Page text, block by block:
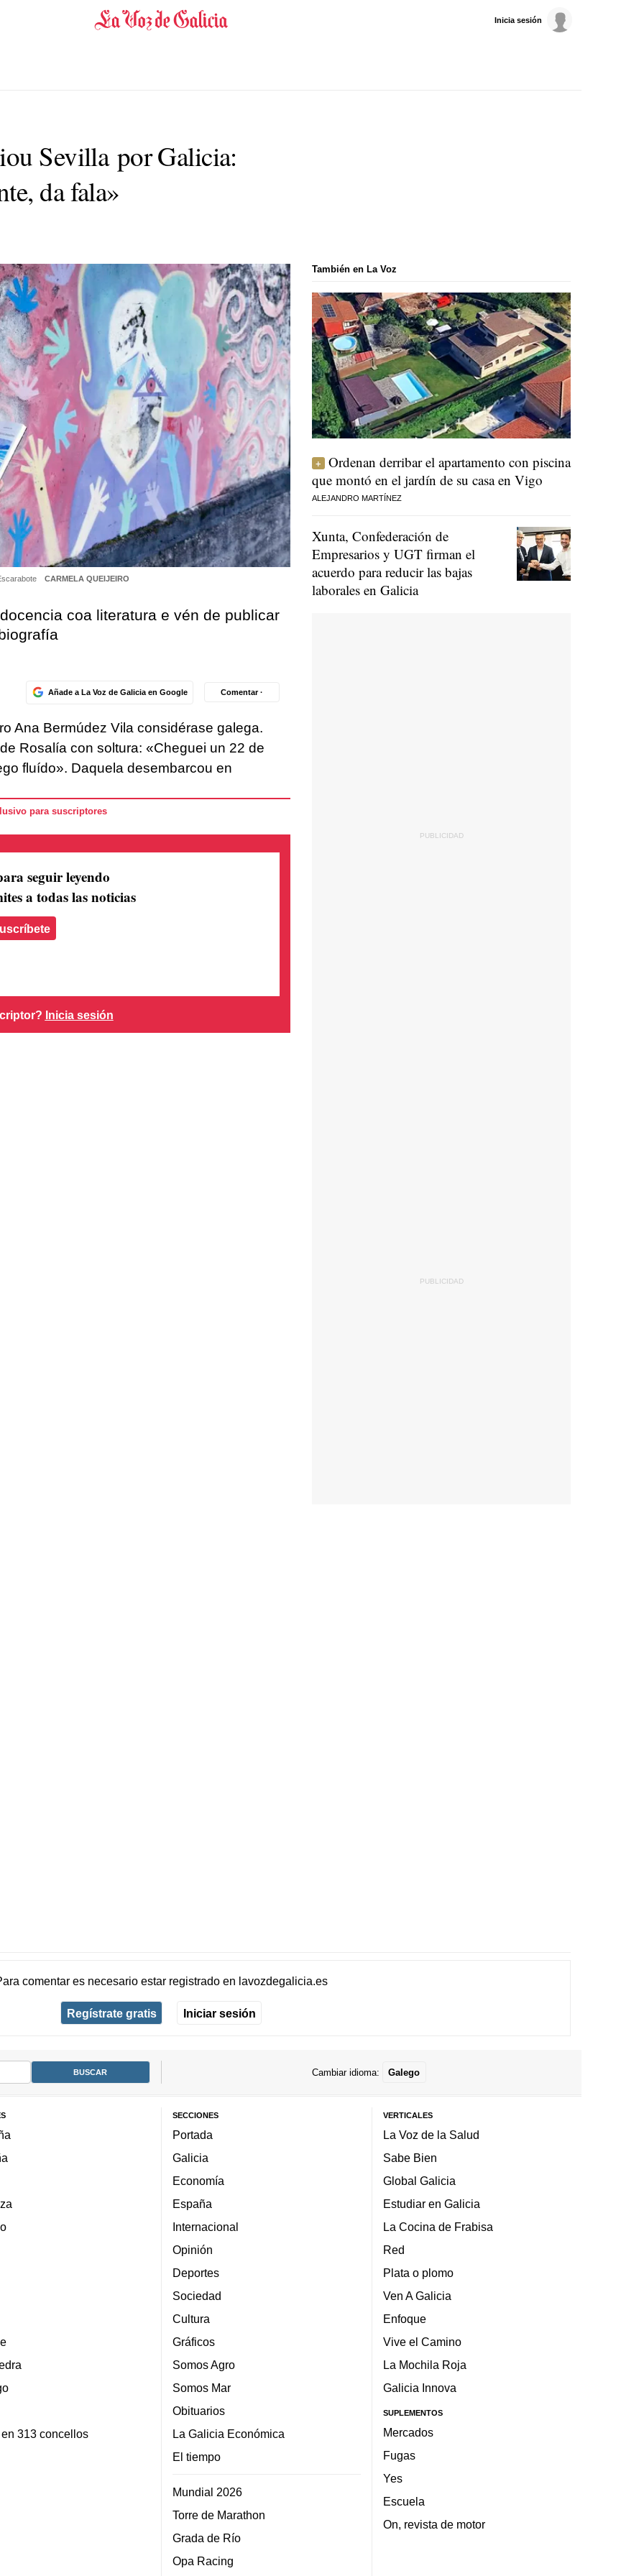
Inicia sesión
Sevilla por Galicia:
da fala»
CARMELA QUEIJEIRO
coa literatura e vén de publicar
Añade a La Voz de Galicia en Google Comentar ·
Ana Bermúdez Vila considérase galega.
Rosalía con soltura: «Cheguei un 22 de
fluído». Daquela desembarcou en
para suscriptores
seguir leyendo
a todas las noticias
Inicia sesión
También en La Voz
Ordenan derribar el apartamento con piscina
que montó en el jardín de su casa en Vigo
ALEJANDRO MARTÍNEZ
Xunta, Confederación de
Empresarios y UGT firman el
acuerdo para reducir las bajas
laborales en Galicia
comentar es necesario estar registradoen lavozdegalicia.es
Regístrate gratis Iniciar sesión
Cambiar idioma: Galego
313 concellos
SECCIONES
Portada
Galicia
Economía
España
Internacional
Opinión
Deportes
Sociedad
Cultura
Gráficos
Somos Agro
Somos Mar
Obituarios
La Galicia Económica
El tiempo
Mundial 2026
Torre de Marathon
Grada de Río
Opa Racing
VERTICALES
La Voz de la Salud
Sabe Bien
Global Galicia
Estudiar en Galicia
La Cocina de Frabisa
Red
Plata o plomo
Ven A Galicia
Enfoque
Vive el Camino
La Mochila Roja
Galicia Innova
SUPLEMENTOS
Mercados
Fugas
Yes
Escuela
On, revista de motor